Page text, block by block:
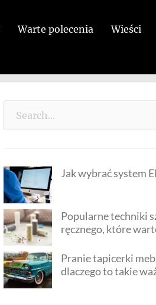
Warte polecenia Wieści
Jak wybrać system
Popularne techniki
ręcznego, które
Pranie tapicerki
dlaczego to takie